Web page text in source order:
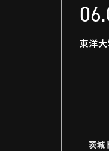
東洋
茨城